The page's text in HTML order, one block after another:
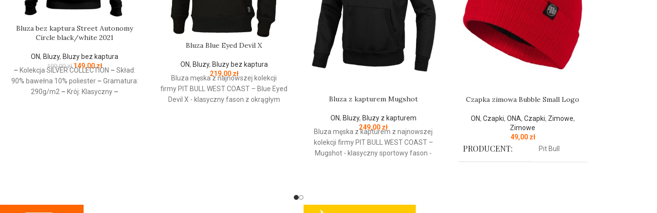
Bluza bez kaptura Street Autonomy
Circle black/white 2021
ON, Bluzy, Bluzy bez kaptura
190,00zł 149,00zł
– Kolekcja SILVER COLLECTION – Skład:
90% bawełna 10% poliester – Gramatura:
290g/m2 – Krój: Klasyczny –
Bluza Blue Eyed Devil X
ON, Bluzy, Bluzy bez kaptura
219,00 zł
Bluza męska z najnowszej kolekcji
firmy PIT BULL WEST COAST – Blue Eyed
Devil X - klasyczny fason z okrągłym
Bluza z kapturem Mugshot
ON, Bluzy, Bluzy z kapturem
249,00 zł
Bluza męska z kapturem z najnowszej
kolekcji firmy PIT BULL WEST COAST–
Mugshot - klasyczny sportowy fason -
ściągacze na rękawach oraz u dołu bluzy
Czapka zimowa Bubble Small Logo
ON, Czapki, ONA, Czapki, Zimowe,
Zimowe
49,00 zł
PRODUCENT: Pit Bull